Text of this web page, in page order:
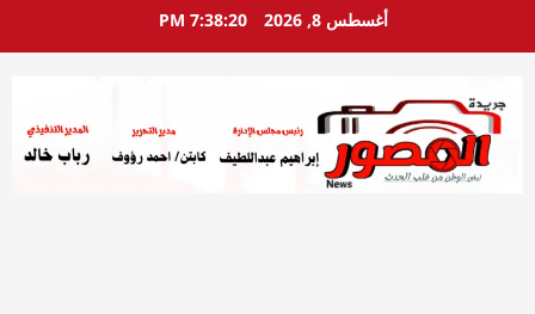
أغسطس 8, 2026 7:38:22 PM